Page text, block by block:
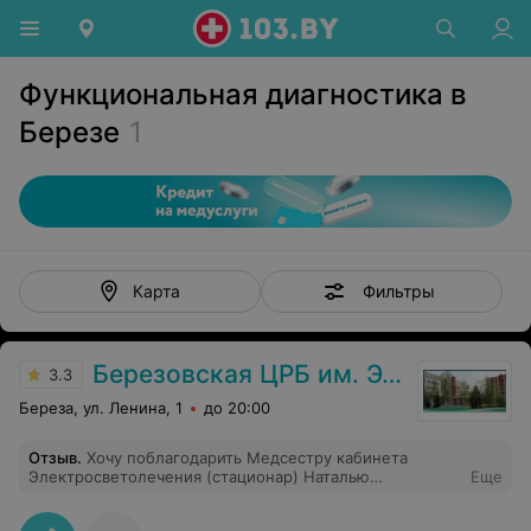
Функциональная диагностика в
Березе 1
Карта Фильтры
3.3 Березовская ЦРБ им. Э.Э. Вержбицкого
Береза, ул. Ленина, 1 до 20:00
Отзыв. Хочу поблагодарить Медсестру кабинета
Электросветолечения (стационар) Наталью
общение с каждым пациентом, за милую улыбку, за
Еще